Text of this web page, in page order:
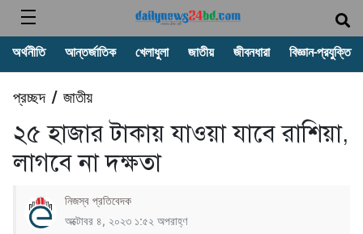
অর্থনীতি আন্তর্জাতিক খেলাধুলা জাতীয় জীবনধারা বিজ্ঞান-প্রযুক্তি
প্রচ্ছদ/ জাতীয়
২৫ হাজার টাকায় যাওয়া যাবে রাশিয়া,
লাগবে না দক্ষতা
নিজস্ব প্রতিবেদক
অক্টোবর ৪, ২০২৩ ১:৫২ অপরাহ্ণ